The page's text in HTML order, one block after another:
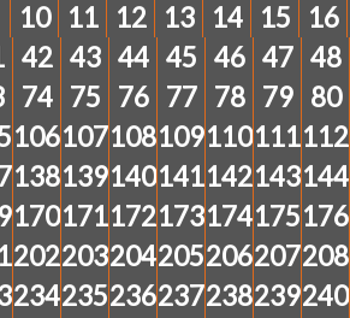
10 11 12 13 14 15 16
42 43 44 45 46 47 48
74 75 76 77 78 79 80
106107108109110111112
138139140141142143144
170171172173174175176
202203204205206207208
234235236237238239240